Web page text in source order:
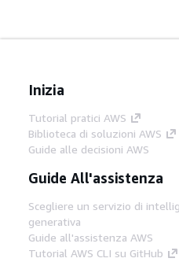
Inizia
Tutorial pratici AWS
Biblioteca di soluzioni AWS
Guide alle decisioni AWS
Guide All'assistenza
Scegliere un servizio di
generativa
Guide all'assistenza AWS
Tutorial AWS CLI su GitHub